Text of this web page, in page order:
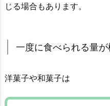
じる場合もあります。
一度に食べられる量
洋菓子や和菓子は